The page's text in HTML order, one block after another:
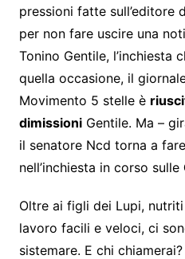
pressioni fatte sull’editore
per non fare uscire una
Tonino Gentile, l’inchiesta
quella occasione, il
Movimento 5 stelle è
dimissioniGentile. Ma –
il senatore Ncd torna a
nell’inchiesta in corso sulle
Oltre ai figli dei Lupi,
lavoro facili e veloci, ci
sistemare. E chi